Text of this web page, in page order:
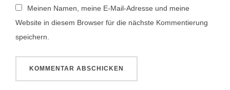
Meinen Namen, meine E-Mail-Adresse und meine
Website in diesem Browser für die nächste Kommentierung
speichern.